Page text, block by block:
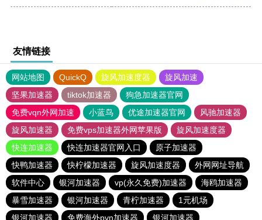
友情链接
网站地图 QuickQ 旋风加速度器
旋风加速
坚果加速器
tiktok加速器
狗急加速器官网
免费vqn外网加速
小蓝鸟 优途加速器官网
风驰加速器
旋风加速器
免费vps加速器外网苹果版
旋风加速度器
快连加速器
快连加速器官网入口
原子加速器
快鸭加速器
快柠檬加速器 旋风加速度器
外网网址导航
软件中心
银河加速器 vp(永久免费)加速器
海鸥加速器
暴雪加速器
银河加速器 青柠加速器
1元机场
银河加速器
免费海外pvn加速器 银河加速器